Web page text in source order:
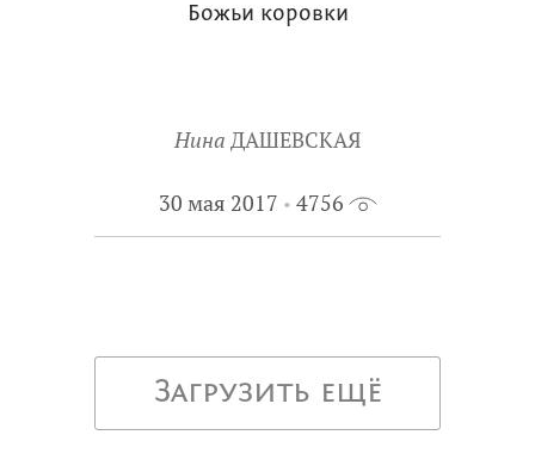
Божьи коровки
Нина ДАШЕВСКАЯ
30 мая 2017 4756
Загрузить ещё